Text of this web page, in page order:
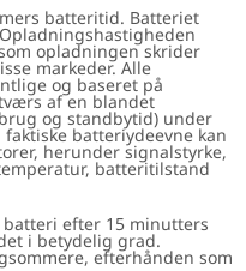
batteritid. Batteriet
opladningen skrider
markeder. Alle
og baseret på
af en blandet
og standbytid) under
batteriydeevne kan
herunder signalstyrke,
batteritilstand
efter 15 minutters
i betydelig grad.
efterhånden som